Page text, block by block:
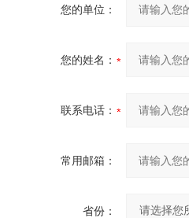
您的单位：
您的姓名：
联系电话：
常用邮箱：
省份：